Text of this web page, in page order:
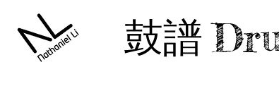
鼓譜